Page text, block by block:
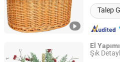
Talep
El Yapımı
Şık
Nanjing Dongyu Home Arts